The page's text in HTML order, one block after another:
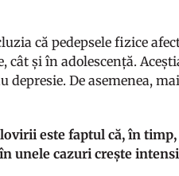
că pedepsele fizice
și în adolescență.
depresie. De asemenea,
este faptul că, în
unele cazuri crește